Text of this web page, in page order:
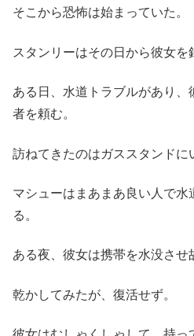
そこから恐怖は始まっていた。
スタンリーはその日から彼女を
ある日、水道トラブルがあり
者を頼む。
訪ねてきたのはガススタンドに
マシューはまあまあ良い人で
る。
ある夜、彼女は携帯を水没させ
乾かしてみたが、復活せず。